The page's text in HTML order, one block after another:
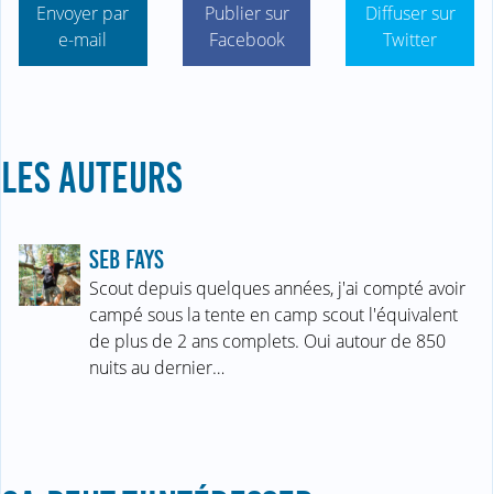
Envoyer par
e-mail
Publier sur
Facebook
Diffuser sur
Twitter
LES AUTEURS
SEB FAYS
Scout depuis quelques années, j'ai compté avoir
campé sous la tente en camp scout l'équivalent
de plus de 2 ans complets. Oui autour de 850
nuits au dernier…